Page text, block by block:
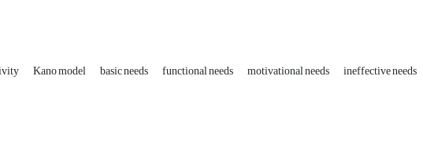
Kano model basic needs functional needs motivational needs ineffective needs